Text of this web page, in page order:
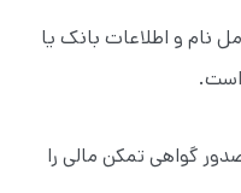
نام و اطلاعات بانک یا
است.
گواهی تمکن مالی را